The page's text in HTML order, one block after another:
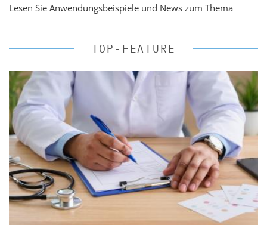
Lesen Sie Anwendungsbeispiele und News zum Thema
TOP-FEATURE